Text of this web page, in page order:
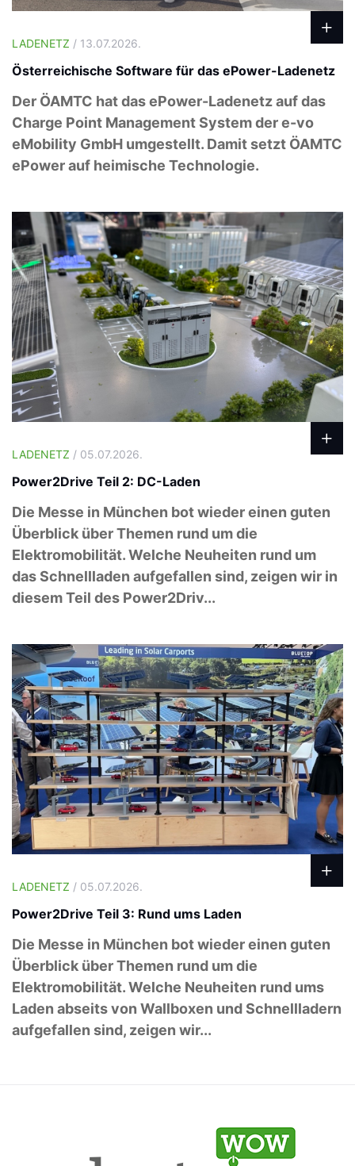
LADENETZ / 13.07.2026.
Österreichische Software für das ePower-Ladenetz
Der ÖAMTC hat das ePower-Ladenetz auf das
Charge Point Management System der e-vo
eMobility GmbH umgestellt. Damit setzt ÖAMTC
ePower auf heimische Technologie.
LADENETZ / 05.07.2026.
Power2Drive Teil 2: DC-Laden
Die Messe in München bot wieder einen guten
Überblick über Themen rund um die
Elektromobilität. Welche Neuheiten rund um
das Schnellladen aufgefallen sind, zeigen wir in
diesem Teil des Power2Driv...
LADENETZ / 05.07.2026.
Power2Drive Teil 3: Rund ums Laden
Die Messe in München bot wieder einen guten
Überblick über Themen rund um die
Elektromobilität. Welche Neuheiten rund ums
Laden abseits von Wallboxen und Schnellladern
aufgefallen sind, zeigen wir...